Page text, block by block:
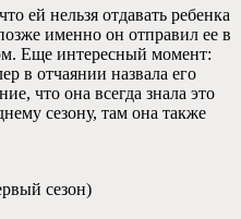
ей нельзя отдавать ребенка
именно он отправил ее в
Еще интересный момент:
в отчаянии назвала его
что она всегда знала это
сезону, там она также
сезон)